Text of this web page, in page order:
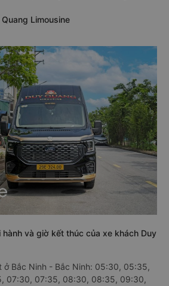
Limousine
và giờ kết thúc của xe khách Duy
ở Bắc Ninh - Bắc Ninh: 05:30, 05:35,
07:30, 07:35, 08:30, 08:35, 09:30,